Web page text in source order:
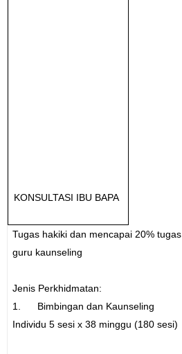
KONSULTASI IBU BAPA
Tugas hakiki dan mencapai 20% tugas
guru kaunseling
Jenis Perkhidmatan:
1. Bimbingan dan Kaunseling
Individu 5 sesi x38 minggu (180 sesi)